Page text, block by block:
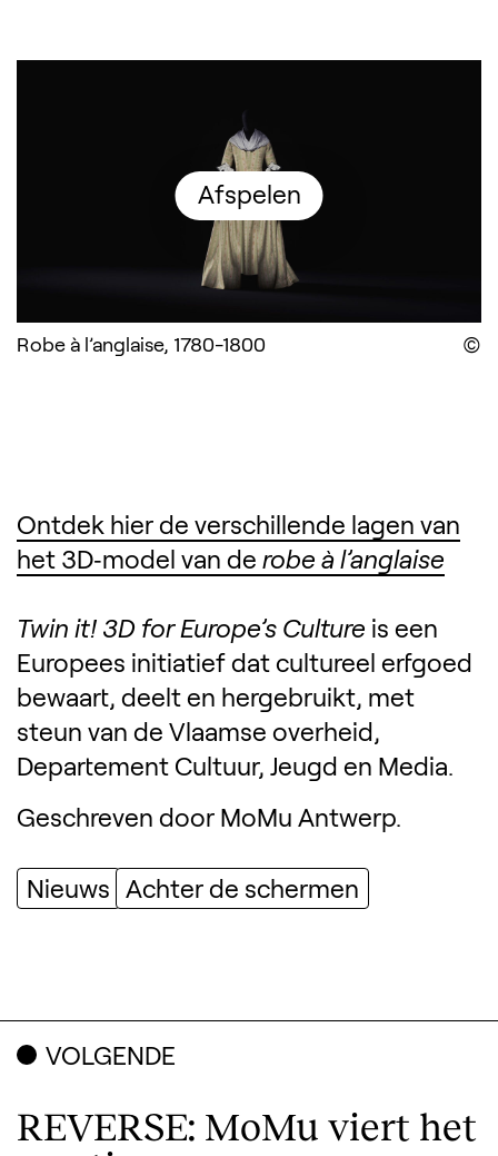
Afspelen
Robe à l’anglaise, 1780-1800
Ontdek hier de verschillende lagen van
het 3D‑model van de robe à l’anglaise
Twin it! 3D for Europe’s Culture is een
Europees initiatief dat cultureel erfgoed
bewaart, deelt en hergebruikt, met
steun van de Vlaamse overheid,
Departement Cultuur, Jeugd en Media.
Geschreven door MoMu Antwerp.
Nieuws Achter de schermen
VOLGENDE
REVERSE: MoMu viert het